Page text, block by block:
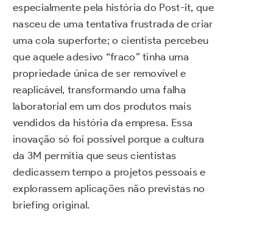
especialmente pela história do Post-it, que
nasceu de uma tentativa frustrada de criar
uma cola superforte; o cientista percebeu
que aquele adesivo “fraco” tinha uma
propriedade única de ser removível e
reaplicável, transformando uma falha
laboratorial em um dos produtos mais
vendidos da história da empresa. Essa
inovação só foi possível porque a cultura
da 3M permitia que seus cientistas
dedicassem tempo a projetos pessoais e
explorassem aplicações não previstas no
briefing original.